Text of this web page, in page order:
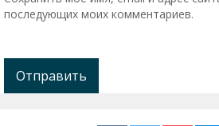
последующих моих комментариев.